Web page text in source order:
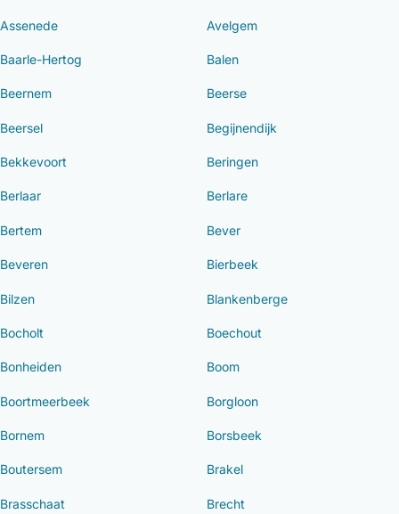
Assenede Avelgem
Baarle-Hertog Balen
Beernem Beerse
Beersel Begijnendijk
Bekkevoort Beringen
Berlaar Berlare
Bertem Bever
Beveren Bierbeek
Bilzen Blankenberge
Bocholt Boechout
Bonheiden Boom
Boortmeerbeek Borgloon
Bornem Borsbeek
Boutersem Brakel
Brasschaat Brecht